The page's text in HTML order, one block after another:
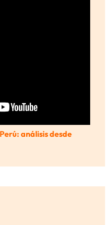
análisis desde